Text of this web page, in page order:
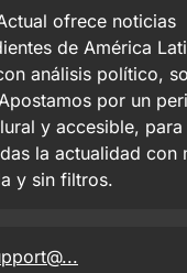
ofrece noticias
de América
análisis político,
por un
y accesible, para
la actualidad con
y sin filtros.